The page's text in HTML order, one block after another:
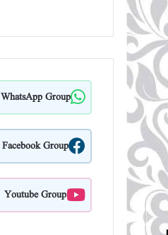
WhatsApp Group
Facebook Group
Youtube Group